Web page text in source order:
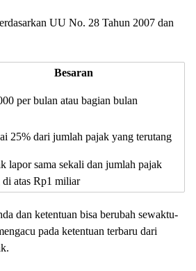
UU No. 28 Tahun 2007 dan
Besaran
per bulan atau bagian bulan
25% dari jumlah pajak yang terutang
lapor sama sekali dan jumlah pajak
di atas Rp1 miliar
dan ketentuan bisa berubah sewaktu-
pada ketentuan terbaru dari